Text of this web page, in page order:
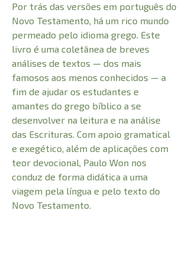
Por trás das versões em português do
Novo Testamento, há um rico mundo
permeado pelo idioma grego. Este
livro é uma coletânea de breves
análises de textos — dos mais
famosos aos menos conhecidos — a
fim de ajudar os estudantes e
amantes do grego bíblico a se
desenvolver na leitura e na análise
das Escrituras. Com apoio gramatical
e exegético, além de aplicações com
teor devocional, Paulo Won nos
conduz de forma didática a uma
viagem pela língua e pelo texto do
Novo Testamento.